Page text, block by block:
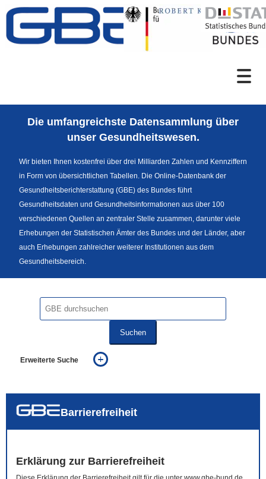
Zum Inhalt
Sprachumschaltung
Die umfangreichste Datensammlung über
unser Gesundheitswesen.
Wir bieten Ihnen kostenfrei über drei Milliarden Zahlen und Kennziffern
in Form von übersichtlichen Tabellen. Die Online-Datenbank der
Gesundheitsberichterstattung (GBE) des Bundes führt
Gesundheitsdaten und Gesundheitsinformationen aus über 100
verschiedenen Quellen an zentraler Stelle zusammen, darunter viele
Erhebungen der Statistischen Ämter des Bundes und der Länder, aber
auch Erhebungen zahlreicher weiterer Institutionen aus dem
Gesundheitsbereich.
Suchen
Erweiterte Suche
auch in allen Texten suchen (Volltextsuche)
Barrierefreiheit
Erklärung zur Barrierefreiheit